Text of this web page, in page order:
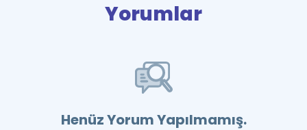
Yorumlar
Henüz Yorum Yapılmamış.